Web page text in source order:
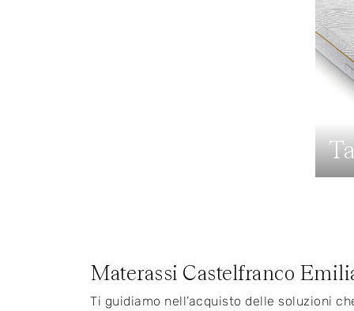
Materassi Castelfranco
Ti guidiamo nell’acquisto delle soluzioni